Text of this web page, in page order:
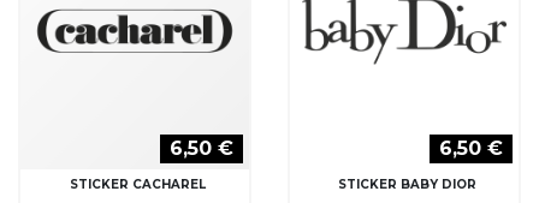
6,50 €
STICKER CACHAREL
6,50 €
STICKER BABY DIOR